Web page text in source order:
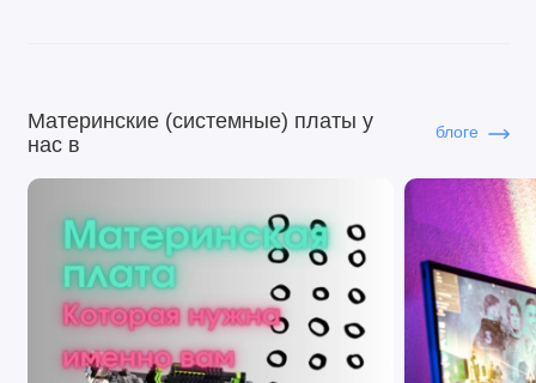
Материнские (системные) платы у
нас в
блоге